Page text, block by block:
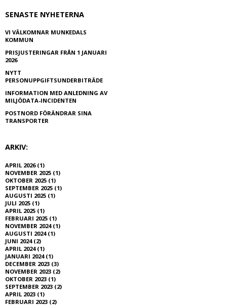
SENASTE NYHETERNA
VI VÄLKOMNAR MUNKEDALS
KOMMUN
PRISJUSTERINGAR FRÅN 1 JANUARI
2026
NYTT
PERSONUPPGIFTSUNDERBITRÄDE
INFORMATION MED ANLEDNING AV
MILJÖDATA-INCIDENTEN
POSTNORD FÖRÄNDRAR SINA
TRANSPORTER
ARKIV:
APRIL 2026 (1)
NOVEMBER 2025 (1)
OKTOBER 2025 (1)
SEPTEMBER 2025 (1)
AUGUSTI 2025 (1)
JULI 2025 (1)
APRIL 2025 (1)
FEBRUARI 2025 (1)
NOVEMBER 2024 (1)
AUGUSTI 2024 (1)
JUNI 2024 (2)
APRIL 2024 (1)
JANUARI 2024 (1)
DECEMBER 2023 (3)
NOVEMBER 2023 (2)
OKTOBER 2023 (1)
SEPTEMBER 2023 (2)
APRIL 2023 (1)
FEBRUARI 2023 (2)